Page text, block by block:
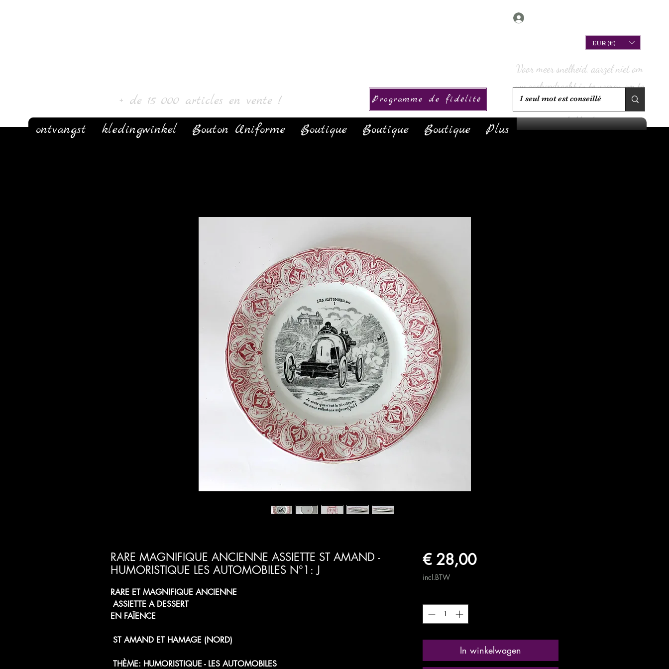
EUR (€)
+ de 15 000 articles en vente ! Programme de fidélité
ontvangst kledingwinkel Bouton Uniforme Boutique Boutique Boutique Plus
RARE MAGNIFIQUE ANCIENNE ASSIETTE ST AMAND -
HUMORISTIQUE LES AUTOMOBILES N°1: J
RARE ET MAGNIFIQUE ANCIENNE
ASSIETTE A DESSERT
EN FAÏENCE
ST AMAND ET HAMAGE (NORD)
THÈME: HUMORISTIQUE - LES AUTOMOBILES
€ 28,00Prijs
incl.BTW
In winkelwagen
Voor meer snelheid, aarzel niet om
uw zoekopdracht in te voeren om te
controleren of we deze op voorraad
hebben!